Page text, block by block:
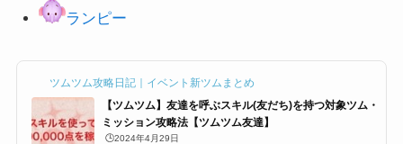
ランピー
ツムツム攻略日記｜イベント新ツムまとめ
【ツムツム】友達を呼ぶスキル(友だち)を持つ対象ツム・
ミッション攻略法【ツムツム友達】
🕒️2024年4月29日